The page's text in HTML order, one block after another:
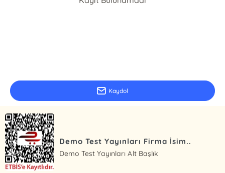
Kaydol
Demo Test Yayınları Firma İsim..
Demo Test Yayınları Alt Başlık